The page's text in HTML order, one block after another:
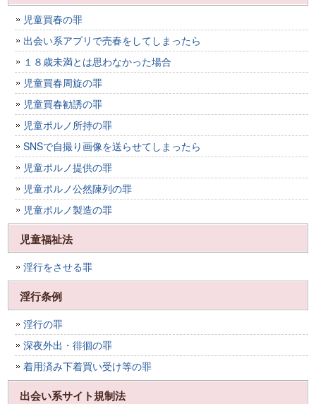
児童買春の罪
出会い系アプリで売春をしてしまったら
１８歳未満とは思わなかった場合
児童買春周旋の罪
児童買春勧誘の罪
児童ポルノ所持の罪
SNSで自撮り画像を送らせてしまったら
児童ポルノ提供の罪
児童ポルノ公然陳列の罪
児童ポルノ製造の罪
児童福祉法
淫行をさせる罪
淫行条例
淫行の罪
深夜外出・徘徊の罪
着用済み下着買い受け等の罪
出会い系サイト規制法